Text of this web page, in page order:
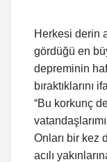
Herkesi derin
gördüğü en
depreminin
“Bu korkunç
Onları bir kez
acılı